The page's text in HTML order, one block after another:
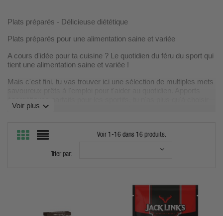
Plats préparés - Délicieuse diététique
Plats préparés pour une alimentation saine et variée
A cours d'idée pour ta cuisine ? Le quotidien du féru du sport qui
tient une alimentation saine et variée !
Mais c'est fini, tu vas trouver ici une sélection de multiples mets
ce que tu aimes pour régaler tes papilles.
réel gain de temps pour toi qui tiens un emploi du temps aussi
plats redondants et sans goût, découvre vite notre choix de
Voir plus expand_more
Voir 1-16 dans 16 produits.
Trier par: